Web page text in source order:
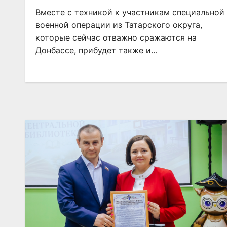
Вместе с техникой к участникам специальной
военной операции из Татарского округа,
которые сейчас отважно сражаются на
Донбассе, прибудет также и…